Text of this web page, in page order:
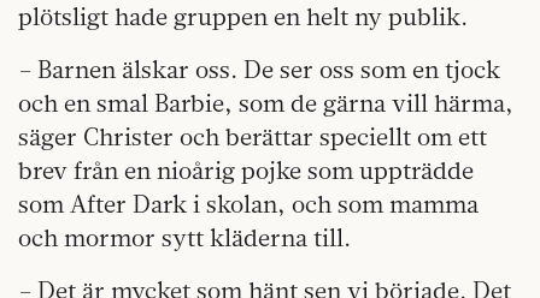
plötsligt hade gruppen en helt ny publik.
– Barnen älskar oss. De ser oss som en tjock
och en smal Barbie, som de gärna vill härma,
säger Christer och berättar speciellt om ett
brev från en nioårig pojke som uppträdde
som After Dark i skolan, och som mamma
och mormor sytt kläderna till.
– Det är mycket som hänt sen vi började. Det